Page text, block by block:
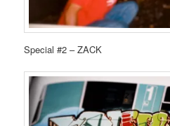
Special #2 – ZACK